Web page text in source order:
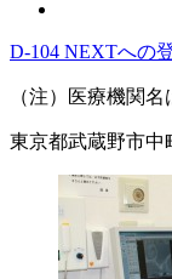
D-104 NEXTへの
（注）医療機関
東京都武蔵野市中